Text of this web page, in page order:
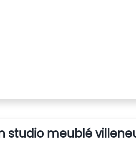
studio meublé